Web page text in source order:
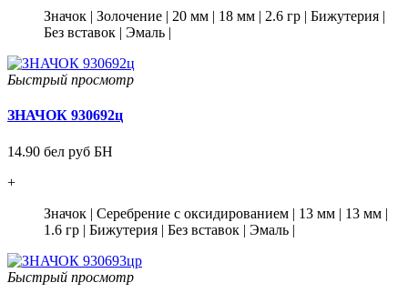
Значок | Золочение | 20 мм | 18 мм | 2.6 гр | Бижутерия |
Без вставок | Эмаль |
Быстрый просмотр
ЗНАЧОК 930692ц
14.90 бел руб БН
+
Значок | Серебрение с оксидированием | 13 мм | 13 мм |
1.6 гр | Бижутерия | Без вставок | Эмаль |
Быстрый просмотр